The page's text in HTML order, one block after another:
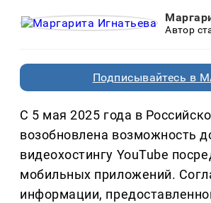
Автор
Подписывайтесь в
С 5 мая 2025 года в
возобновлена возможность
видеохостингу YouTube
мобильных приложений.
информации,